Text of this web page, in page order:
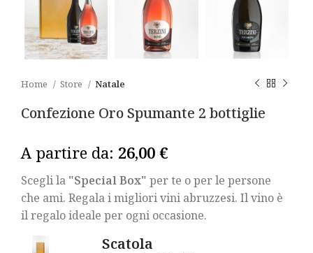
Home Store Natale
Confezione Oro Spumante 2 bottiglie
A partire da: 26,00 €
Scegli la "Special Box" per te o per le persone
che ami. Regala i migliori vini abruzzesi. Il vino è
il regalo ideale per ogni occasione.
Scatola
Alternative: